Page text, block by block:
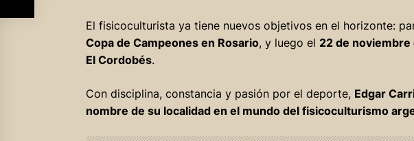
El fisicoculturista ya tiene nuevos objetivos en el horizonte:
Copa de Campeones en Rosario, y luego el 22 de noviembre
El Cordobés.
Con disciplina, constancia y pasión por el deporte, Edgar
nombre de su localidad en el mundo del fisicoculturismo